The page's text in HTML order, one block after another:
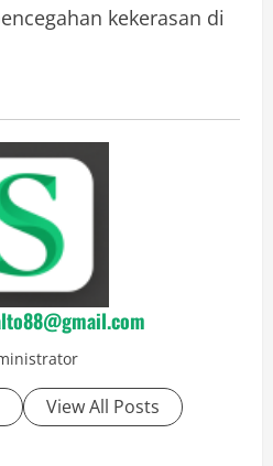
kekerasan di
View All Posts